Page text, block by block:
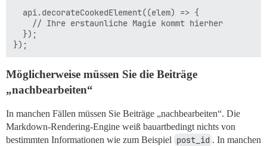
  api.decorateCookedElement((elem) => {
    // Ihre erstaunliche Magie kommt hierher
  });
Möglicherweise müssen Sie die Beiträge
„nachbearbeiten“
In manchen Fällen müssen Sie Beiträge „nachbearbeiten“. Die
Markdown-Rendering-Engine weiß bauartbedingt nichts von
bestimmten Informationen wie zum Beispiel post_id . In manchen